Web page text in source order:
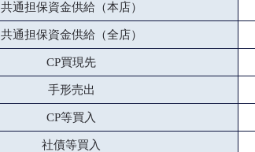
共通担保資金供給（本店）
共通担保資金供給（全店）
CP買現先
手形売出
CP等買入
社債等買入